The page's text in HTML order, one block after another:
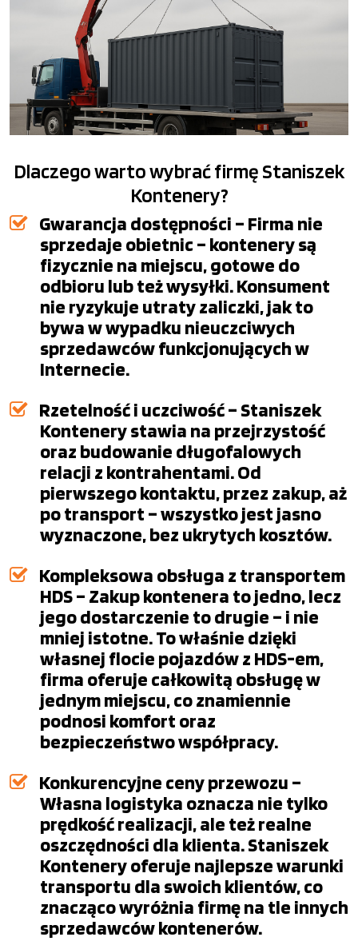
Dlaczego warto wybrać firmę Staniszek
Kontenery?
Gwarancja dostępności – Firma nie
sprzedaje obietnic – kontenery są
fizycznie na miejscu, gotowe do
odbioru lub też wysyłki. Konsument
nie ryzykuje utraty zaliczki, jak to
bywa w wypadku nieuczciwych
sprzedawców funkcjonujących w
Internecie.
Rzetelność i uczciwość – Staniszek
Kontenery stawia na przejrzystość
oraz budowanie długofalowych
relacji z kontrahentami. Od
pierwszego kontaktu, przez zakup, aż
po transport – wszystko jest jasno
wyznaczone, bez ukrytych kosztów.
Kompleksowa obsługa z transportem
HDS – Zakup kontenera to jedno, lecz
jego dostarczenie to drugie – i nie
mniej istotne. To właśnie dzięki
własnej flocie pojazdów z HDS-em,
firma oferuje całkowitą obsługę w
jednym miejscu, co znamiennie
podnosi komfort oraz
bezpieczeństwo współpracy.
Konkurencyjne ceny przewozu –
Własna logistyka oznacza nie tylko
prędkość realizacji, ale też realne
oszczędności dla klienta. Staniszek
Kontenery oferuje najlepsze warunki
transportu dla swoich klientów, co
znacząco wyróżnia firmę na tle innych
sprzedawców kontenerów.